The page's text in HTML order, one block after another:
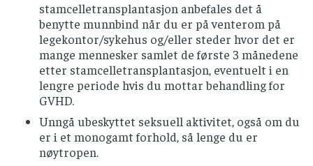
SNACKS, NØTTER OG ISKREM
Benytt helst nøtteprodukter som er røstet og
fra forseglete forpakninger.
Springvann og norskprodusert flaskevann
anses som trygt i Norge
Unngå vann fra private brønner som ikke har
godkjenningsplikt (for eksempel hytter).
Ved tvil om drikkevannskvaliteten, bør
flaskevann benyttes
stamcelletransplantasjon anbefales det å
benytte munnbind når du er på venterom på
legekontor/sykehus og/eller steder hvor det er
mange mennesker samlet de første 3 månedene
etter stamcelletransplantasjon, eventuelt i en
lengre periode hvis du mottar behandling for
GVHD.
Unngå ubeskyttet seksuell aktivitet, også om du
er i et monogamt forhold, så lenge du er
nøytropen.